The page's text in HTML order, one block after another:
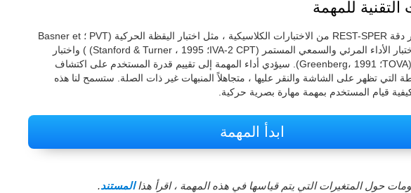
للمهمة
تم استلهام اختبار دقة REST-SPER من الاختبارات الكلاسيكية ، مثل اختبار اليقظة الحركية (PVT ؛ Basner et
al. ، 2011) ، واختبار الأداء المرئي والسمعي المستمر (IVA-2 CPT؛ Stanford & Turner ، 1995) ) واختبار
متغيرات الانتباه (TOVA؛ Greenberg، 1991). سيؤدي أداء المهمة إلى تقييم قدرة المستخدم على اكتشاف
التي تظهر على الشاشة والنقر عليها ، متجاهلاً المنبهات غير ذات الصلة. ستسمح لنا هذه
قيام المستخدم بمهمة مهارة بصرية حركية.
ابدأ المهمة
حول المتغيرات التي يتم قياسها في هذه المهمة ، اقرأ هذاالمستند.